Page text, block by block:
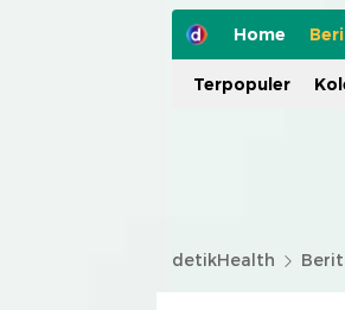
Home
Terpopuler
detikHealth